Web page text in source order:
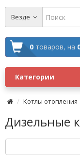
Везде
0 товаров, на
Категории
Котлы отопления
Дизельные